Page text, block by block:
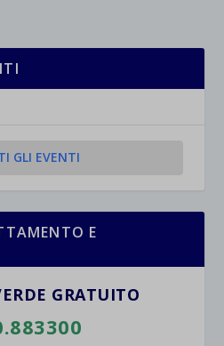
GLI EVENTI
E
GRATUITO